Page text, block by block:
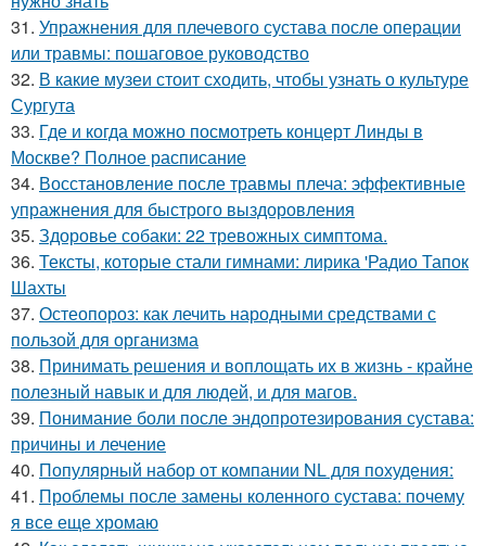
31. Упражнения для плечевого сустава после операции
или травмы: пошаговое руководство
32. В какие музеи стоит сходить, чтобы узнать о культуре
Сургута
33. Где и когда можно посмотреть концерт Линды в
Москве? Полное расписание
34. Восстановление после травмы плеча: эффективные
упражнения для быстрого выздоровления
35. Здоровье собаки: 22 тревожных симптома.
36. Тексты, которые стали гимнами: лирика 'Радио Тапок
Шахты
37. Остеопороз: как лечить народными средствами с
пользой для организма
38. Принимать решения и воплощать их в жизнь - крайне
полезный навык и для людей, и для магов.
39. Понимание боли после эндопротезирования сустава:
причины и лечение
40. Популярный набор от компании NL для похудения:
41. Проблемы после замены коленного сустава: почему
я все еще хромаю